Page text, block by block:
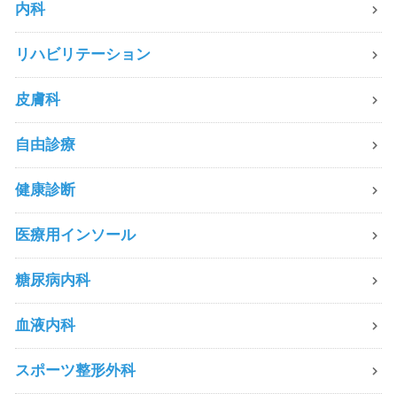
内科
リハビリテーション
皮膚科
自由診療
健康診断
医療用インソール
糖尿病内科
血液内科
スポーツ整形外科